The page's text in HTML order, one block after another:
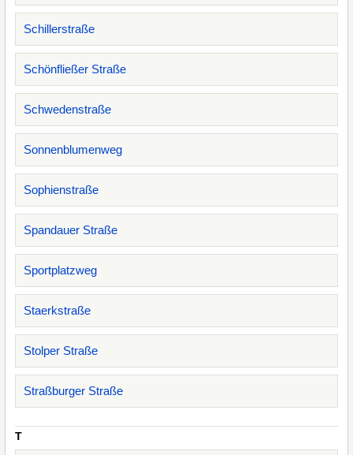
Schillerstraße
Schönfließer Straße
Schwedenstraße
Sonnenblumenweg
Sophienstraße
Spandauer Straße
Sportplatzweg
Staerkstraße
Stolper Straße
Straßburger Straße
T